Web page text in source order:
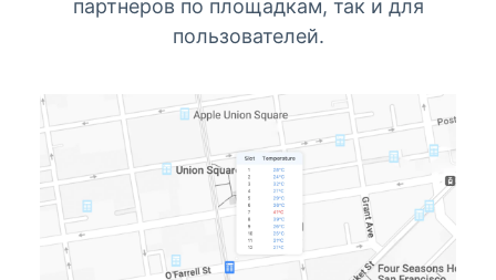
партнеров по площадкам, так и для
пользователей.